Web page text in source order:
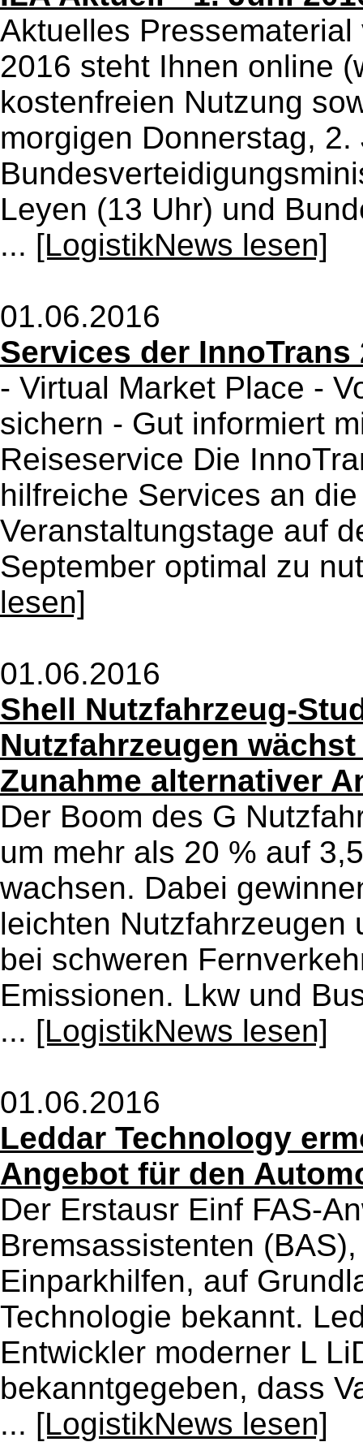
Aktuelles
2016 steht Ihnen online
kostenfreien Nutzung
morgigen Donnerstag,
Leyen (13 Uhr) und
... [LogistikNews lesen]
01.06.2016
Services der
- Virtual Market Place -
sichern - Gut informiert
Reiseservice Die
hilfreiche Services an
Veranstaltungstage auf
September optimal zu
lesen]
01.06.2016
Shell Nutzfahrzeug-
Nutzfahrzeugen
Zunahme alternativer
Der Boom des G
um mehr als 20 % auf
wachsen. Dabei
leichten Nutzfahrzeugen
bei schweren
Emissionen. Lkw und
... [LogistikNews lesen]
01.06.2016
Leddar Technology
Angebot für den
Der Erstausr Einf FAS-
Bremsassistenten
Einparkhilfen, auf
Technologie bekannt.
Entwickler moderner L
bekanntgegeben, dass
... [LogistikNews lesen]